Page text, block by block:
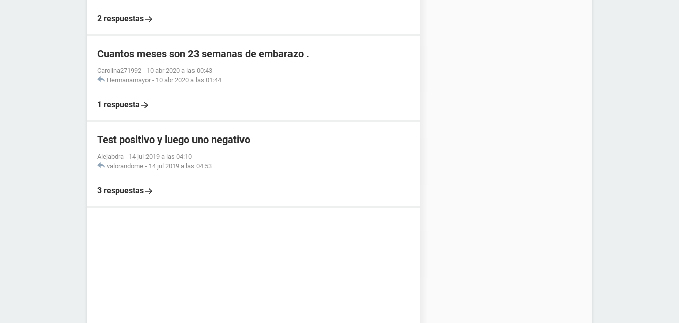
2 respuestas
Cuantos meses son 23 semanas de embarazo .
Carolina271992 - 10 abr 2020 a las 00:43
Hermanamayor - 10 abr 2020 a las 01:44
1 respuesta
Test positivo y luego uno negativo
Alejabdra - 14 jul 2019 a las 04:10
valorandome - 14 jul 2019 a las 04:53
3 respuestas